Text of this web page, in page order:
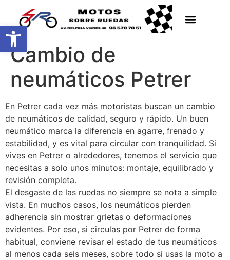
Abrir barra de herramientas
Cambio de
neumáticos Petrer
En Petrer cada vez más motoristas buscan un cambio
de neumáticos de calidad, seguro y rápido. Un buen
neumático marca la diferencia en agarre, frenado y
estabilidad, y es vital para circular con tranquilidad. Si
vives en Petrer o alrededores, tenemos el servicio que
necesitas a solo unos minutos: montaje, equilibrado y
revisión completa.
El desgaste de las ruedas no siempre se nota a simple
vista. En muchos casos, los neumáticos pierden
adherencia sin mostrar grietas o deformaciones
evidentes. Por eso, si circulas por Petrer de forma
habitual, conviene revisar el estado de tus neumáticos
al menos cada seis meses, sobre todo si usas la moto a